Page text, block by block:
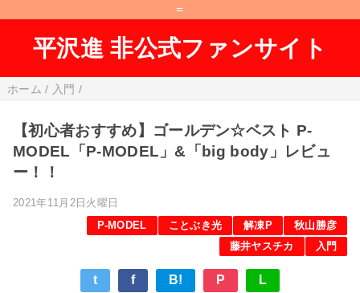
=
平沢進 非公式ファンサイト
ホーム / 入門 /
【初心者おすすめ】ゴールデン☆ベスト P-
MODEL「P-MODEL」&「big body」レビュ
ー！！
2021年11月2日火曜日
P-MODEL
ことぶき光 解凍P
秋山勝彦
藤井ヤスチカ
入門
t f B! P L